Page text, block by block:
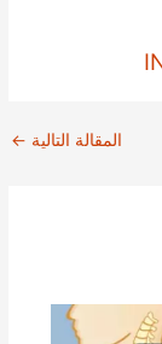
المقالة التالية ←